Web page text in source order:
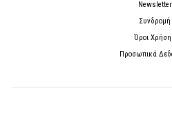
Newsletter
Συνδρομή
Όροι
Προσωπικά